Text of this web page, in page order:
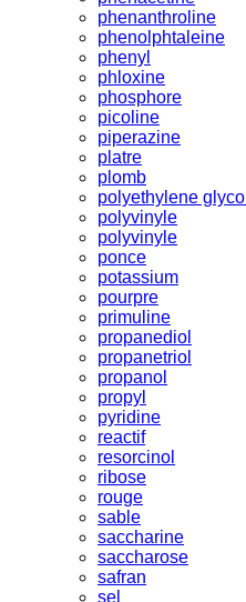
phenanthroline
phenolphtaleine
phenyl
phloxine
phosphore
picoline
piperazine
platre
plomb
polyethylene glycol
polyvinyle
polyvinyle
ponce
potassium
pourpre
primuline
propanediol
propanetriol
propanol
propyl
pyridine
reactif
resorcinol
ribose
rouge
sable
saccharine
saccharose
safran
sel